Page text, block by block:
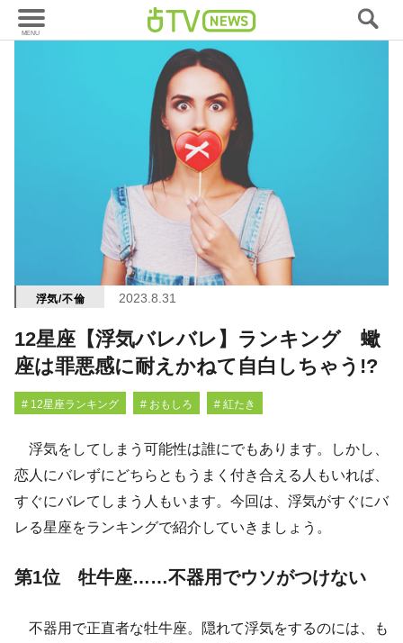
浮気/不倫 2023.8.31
12星座【浮気バレバレ】ランキング 蠍
座は罪悪感に耐えかねて自白しちゃう!?
# 12星座ランキング # おもしろ # 紅たき
浮気をしてしまう可能性は誰にでもあります。しかし、
恋人にバレずにどちらともうまく付き合える人もいれば、
すぐにバレてしまう人もいます。今回は、浮気がすぐにバ
レる星座をランキングで紹介していきましょう。
第1位 牡牛座……不器用でウソがつけない
不器用で正直者な牡牛座。隠れて浮気をするのには、も